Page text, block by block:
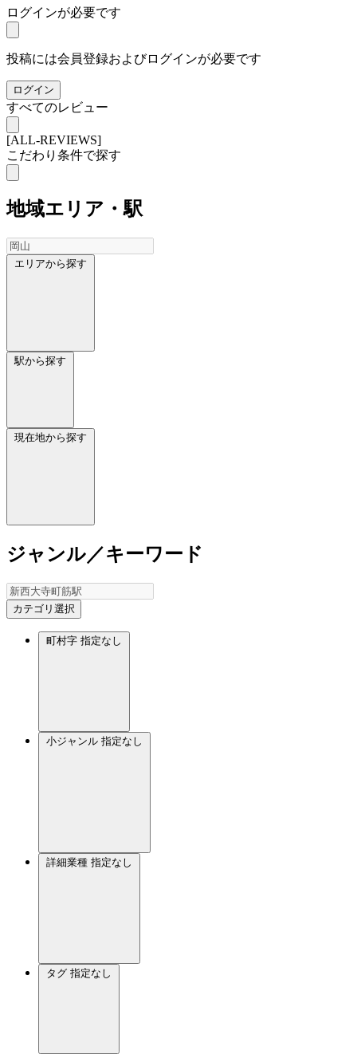
ログインが必要です
投稿には会員登録およびログインが必要です
ログイン
すべてのレビュー
[ALL-REVIEWS]
こだわり条件で探す
地域エリア・駅
エリアから探す
駅から探す
現在地から探す
ジャンル／キーワード
カテゴリ選択
町村字 指定なし
小ジャンル 指定なし
詳細業種 指定なし
タグ 指定なし